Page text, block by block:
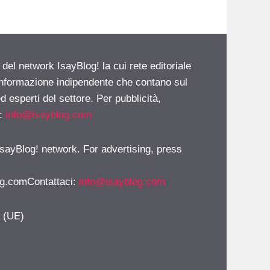
network IsayBlog! la cui rete editoriale
indipendente che contano sul
esperti del settore. Per pubblicità,
info@isayblog.com
network. For advertising, press
: info@isayblog.com
(UE)